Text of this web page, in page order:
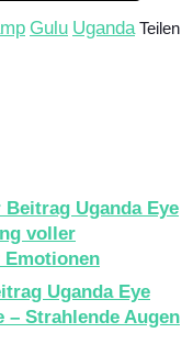
Gulu Uganda Teilen
Beitrag Uganda Eye
voller
Uganda Eye
– Strahlende Augen